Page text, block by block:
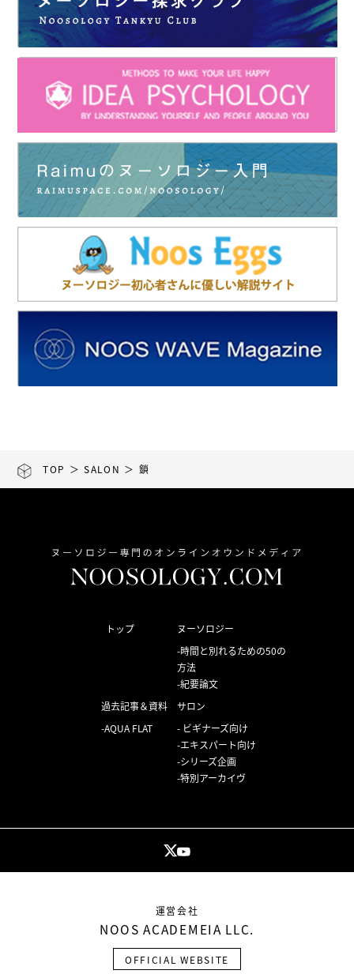
TOP ＞SALON ＞ 鎖
トップ
ヌーソロジー
時間と別れるための50の
方法
紀要論文
過去記事＆資料
AQUA FLAT
サロン
ビギナーズ向け
エキスパート向け
シリーズ企画
特別アーカイヴ
運営会社
NOOS ACADEMEIA LLC.
OFFICIAL WEBSITE